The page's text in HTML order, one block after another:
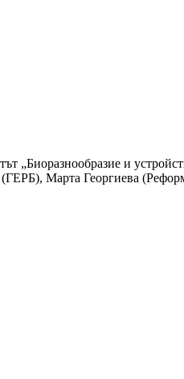
„Биоразнообразие и
Марта Георгиева